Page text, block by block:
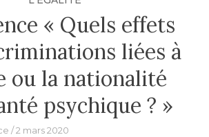
« Quels effets
liées à
ou la nationalité
psychique ? »
2 mars 2020